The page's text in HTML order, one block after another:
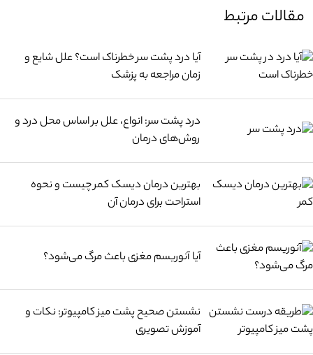
مقالات مرتبط
آیا درد پشت سر خطرناک است؟ علل شایع و
زمان مراجعه به پزشک
درد پشت سر: انواع، علل بر اساس محل درد و
روش‌های درمان
بهترین درمان دیسک کمر چیست و نحوه
استراحت برای درمان آن
آیا آنوریسم مغزی باعث مرگ می‌شود؟
نشستن صحیح پشت میز کامپیوتر: نکات و
آموزش تصویری